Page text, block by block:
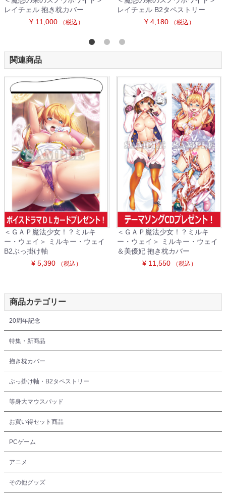
レイチェル 抱き枕カバー
¥ 11,000
（税込）
レイチェル B2タペストリー
¥ 4,180
（税込）
関連商品
＜ＧＡＰ魔法少女！？ミルキ
ー・ウェイ＞ ミルキー・ウェイ
B2ぶっ掛け軸
¥ 5,390
（税込）
＜ＧＡＰ魔法少女！？ミルキ
ー・ウェイ＞ ミルキー・ウェイ
＆美優妃 抱き枕カバー
¥ 11,550
（税込）
商品カテゴリー
20周年記念
特集・新商品
抱き枕カバー
ぶっ掛け軸・B2タペストリー
等身大マウスパッド
お買い得セット商品
PCゲーム
アニメ
その他グッズ